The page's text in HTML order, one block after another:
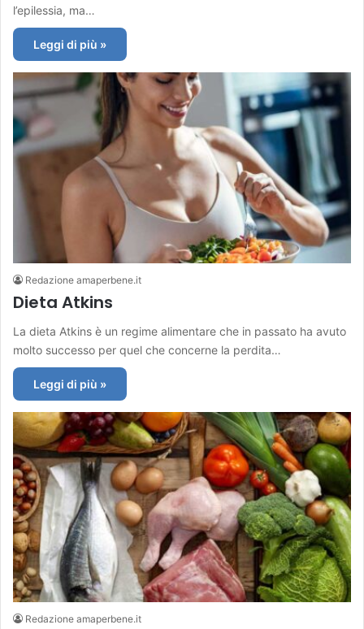
l’epilessia, ma…
Leggi di più »
Redazione amaperbene.it
Dieta Atkins
La dieta Atkins è un regime alimentare che in passato ha avuto
molto successo per quel che concerne la perdita…
Leggi di più »
Redazione amaperbene.it